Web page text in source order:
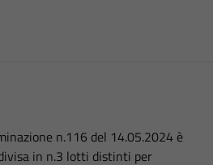
n.116 del 14.05.2024 è
in n.3 lotti distinti per